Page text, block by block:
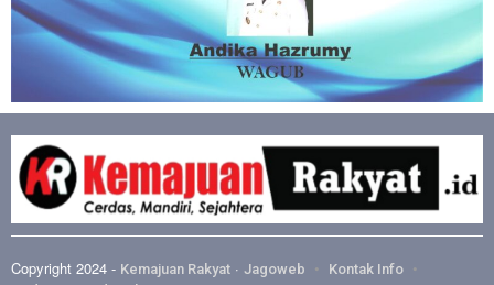
Copyright 2024 - Kemajuan Rakyat · Jagoweb
Kontak Info